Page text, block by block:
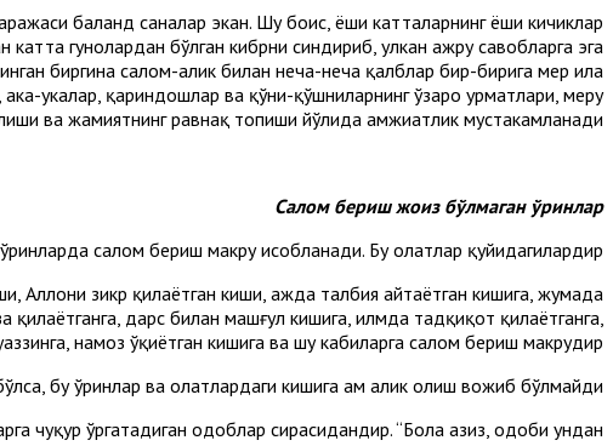
баланд саналар экан. Шу боис, ёши катталарнинг ёши кичиклар
гуноҳлардан бўлган кибрни синдириб, улкан ажру савобларга эга
биргина салом-алик билан неча-неча қалблар бир-бирига меҳр ила
укалар, қариндошлар ва қўни-қўшниларнинг ўзаро ҳурматлари, меҳру
ва жамиятнинг равнақ топиши йўлида ҳамжиҳатлик мустаҳкамланади.
Салом бериш жоиз бўлмаган ўринлар
салом бериш макруҳ ҳисобланади. Бу ҳолатлар қуйидагилардир:
Аллоҳни зикр қилаётган киши, ҳажда талбия айтаётган кишига, жумада
дарс билан машғул кишига, илмда тадқиқот қилаётганга,
намоз ўқиётган кишига ва шу кабиларга салом бериш макруҳдир.
бу ўринлар ва ҳолатлардаги кишига ҳам алик олиш вожиб бўлмайди.
чуқур ўргатадиган одоблар сирасидандир. “Бола азиз, одоби ундан